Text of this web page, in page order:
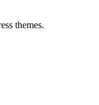
themes.